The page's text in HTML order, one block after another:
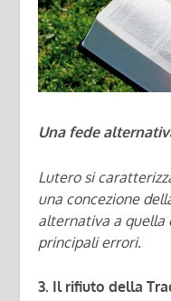
Una fede
Lutero si
una concezione
alternativa a quella
principali errori.
3. Il rifiuto della